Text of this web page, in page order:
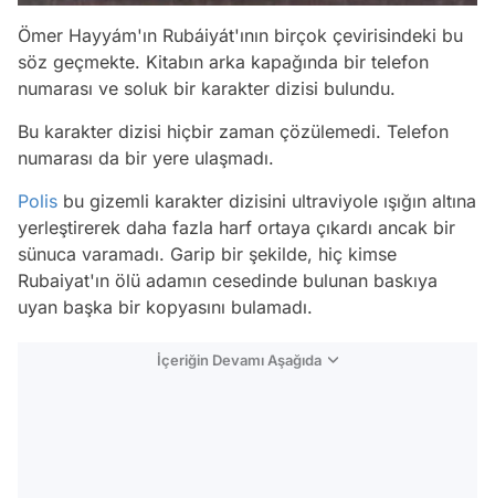
Ömer Hayyám'ın Rubáiyát'ının birçok çevirisindeki bu
söz geçmekte. Kitabın arka kapağında bir telefon
numarası ve soluk bir karakter dizisi bulundu.
Bu karakter dizisi hiçbir zaman çözülemedi. Telefon
numarası da bir yere ulaşmadı.
Polis bu gizemli karakter dizisini ultraviyole ışığın altına
yerleştirerek daha fazla harf ortaya çıkardı ancak bir
sünuca varamadı. Garip bir şekilde, hiç kimse
Rubaiyat'ın ölü adamın cesedinde bulunan baskıya
uyan başka bir kopyasını bulamadı.
İçeriğin Devamı Aşağıda